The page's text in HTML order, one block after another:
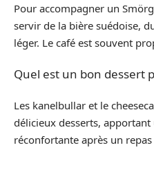
Pour accompagner un
servir de la bière suédoise,
léger. Le café est souvent
Quel est un bon dessert
Les kanelbullar et le
délicieux desserts,
réconfortante après un